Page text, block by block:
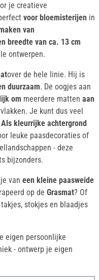
je creatieve
voor bloemisterijen in
van
breedte van ca. 13 cm
ontwerpen.
over de hele linie. Hij is
duurzaam. De oogjes aan
om meerdere matten aan
Je kunt dus veel
Als kleurrijke achtergrond
leuke paasdecoraties of
- deze
bijzonders.
van een kleine paasweide
op de Grasmat? Of
stokjes en blaadjes
eigen persoonlijke
- ontwerp je eigen